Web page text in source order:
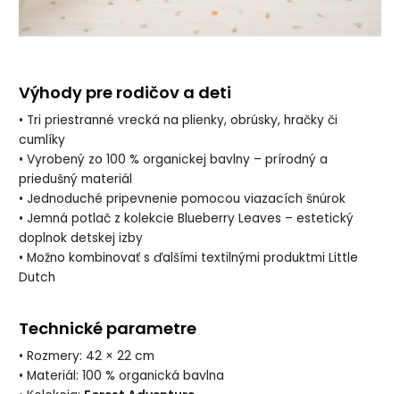
Výhody pre rodičov a deti
• Tri priestranné vrecká na plienky, obrúsky, hračky či
cumlíky
• Vyrobený zo 100 % organickej bavlny – prírodný a
priedušný materiál
• Jednoduché pripevnenie pomocou viazacích šnúrok
• Jemná potlač z kolekcie Blueberry Leaves – estetický
doplnok detskej izby
• Možno kombinovať s ďalšími textilnými produktmi Little
Dutch
Technické parametre
• Rozmery: 42 × 22 cm
• Materiál: 100 % organická bavlna